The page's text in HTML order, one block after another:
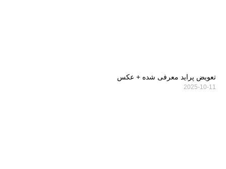
تعویض پراید معرفی شده + عکس
2025-10-11